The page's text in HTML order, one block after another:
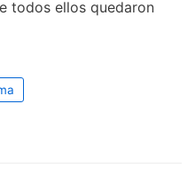
todos ellos quedaron